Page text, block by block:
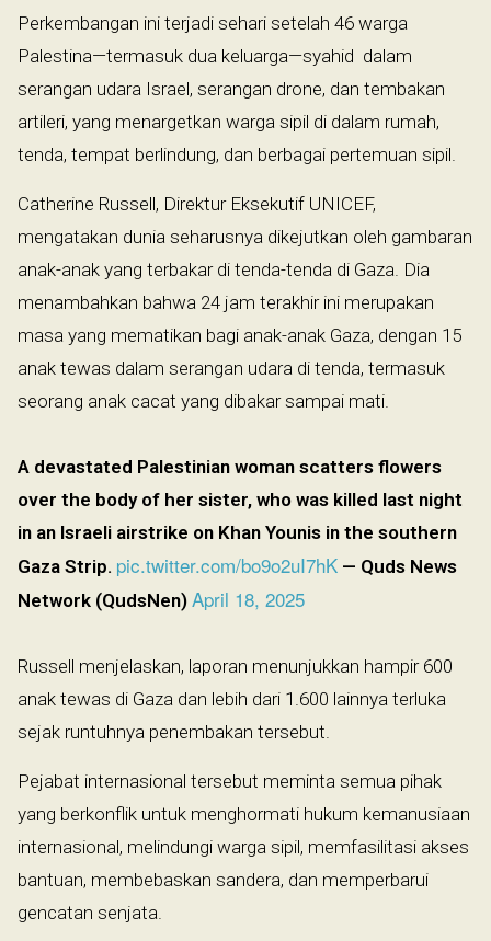
Perkembangan ini terjadi sehari setelah 46 warga
Palestina—termasuk dua keluarga—syahid dalam
serangan udara Israel, serangan drone, dan tembakan
artileri, yang menargetkan warga sipil di dalam rumah,
tenda, tempat berlindung, dan berbagai pertemuan sipil.
Catherine Russell, Direktur Eksekutif UNICEF,
mengatakan dunia seharusnya dikejutkan oleh gambaran
anak-anak yang terbakar di tenda-tenda di Gaza. Dia
menambahkan bahwa 24 jam terakhir ini merupakan
masa yang mematikan bagi anak-anak Gaza, dengan 15
anak tewas dalam serangan udara di tenda, termasuk
seorang anak cacat yang dibakar sampai mati.
A devastated Palestinian woman scatters flowers
over the body of her sister, who was killed last night
in an Israeli airstrike on Khan Younis in the southern
Gaza Strip. pic.twitter.com/bo9o2uI7hK — Quds News
Network (QudsNen) April 18, 2025
Russell menjelaskan, laporan menunjukkan hampir 600
anak tewas di Gaza dan lebih dari 1.600 lainnya terluka
sejak runtuhnya penembakan tersebut.
Pejabat internasional tersebut meminta semua pihak
yang berkonflik untuk menghormati hukum kemanusiaan
internasional, melindungi warga sipil, memfasilitasi akses
bantuan, membebaskan sandera, dan memperbarui
gencatan senjata.